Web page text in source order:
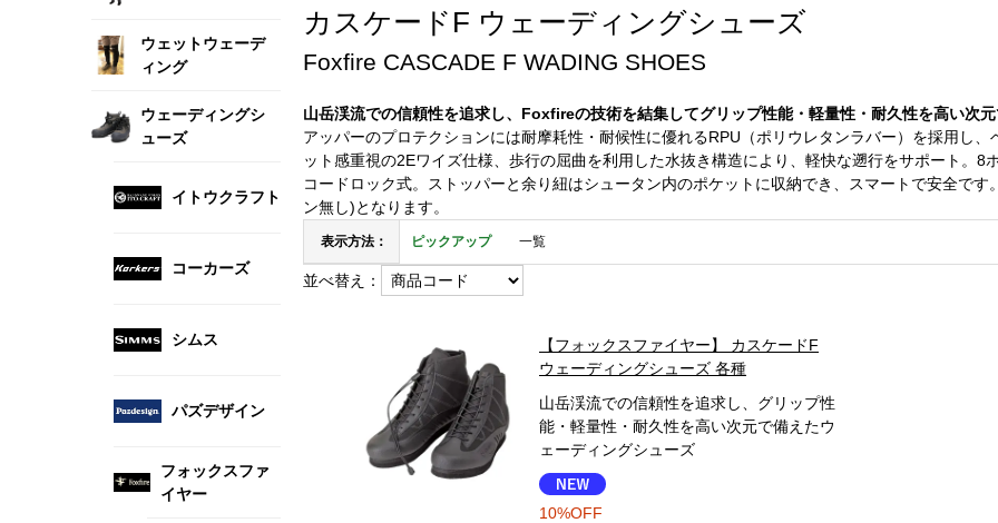
ウェットウェーデ
ィング
ウェーディングシ
ューズ
イトウクラフト
コーカーズ
シムス
パズデザイン
フォックスファ
イヤー
カスケードF ウェーディングシューズ
Foxfire CASCADE F WADING SHOES
山岳渓流での信頼性を追求し、Foxfireの技術を結集してグリップ性能・軽量性・耐久性を高い次
アッパーのプロテクションには耐摩耗性・耐候性に優れるRPU（ポリウレタンラバー）を採用し
ット感重視の2Eワイズ仕様、歩行の屈曲を利用した水抜き構造により、軽快な遡行をサポート。
コードロック式。ストッパーと余り紐はシュータン内のポケットに収納でき、スマートで安全で
ン無し)となります。
表示方法： ピックアップ 一覧
並べ替え：
【フォックスファイヤー】 カスケードF
ウェーディングシューズ 各種
山岳渓流での信頼性を追求し、グリップ性
能・軽量性・耐久性を高い次元で備えたウ
ェーディングシューズ
10%OFF